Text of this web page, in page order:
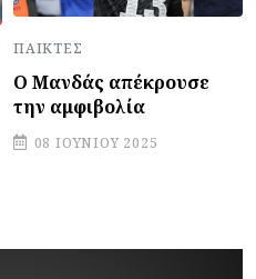
ΠΑΊΚΤΕΣ
Ο Μανδάς απέκρουσε
την αμφιβολία
08 ΙΟΥΝΊΟΥ 2025